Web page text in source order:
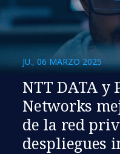
JU., 06 MARZO 2025
NTT DATA y
Networks
de la red
despliegues